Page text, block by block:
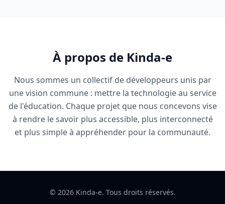
À propos de Kinda-e
Nous sommes un collectif de développeurs unis par
une vision commune : mettre la technologie au service
de l'éducation. Chaque projet que nous concevons vise
à rendre le savoir plus accessible, plus interconnecté
et plus simple à appréhender pour la communauté.
© 2026 Kinda-e. Tous droits réservés.